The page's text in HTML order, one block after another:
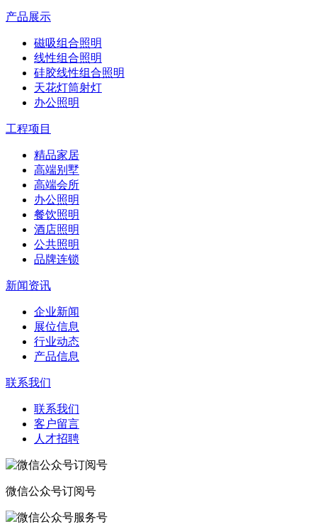
产品展示
磁吸组合照明
线性组合照明
硅胶线性组合照明
天花灯筒射灯
办公照明
工程项目
精品家居
高端别墅
高端会所
办公照明
餐饮照明
酒店照明
公共照明
品牌连锁
新闻资讯
企业新闻
展位信息
行业动态
产品信息
联系我们
联系我们
客户留言
人才招聘
微信公众号订阅号